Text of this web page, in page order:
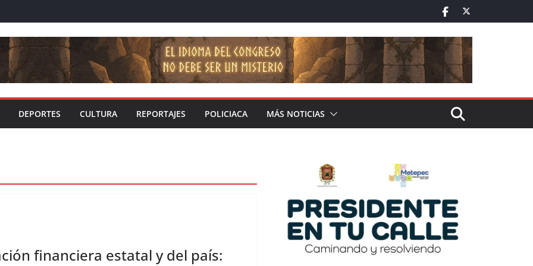
DEPORTES CULTURA REPORTAJES POLICIACA MÁS NOTICIAS
financiera estatal y del país: